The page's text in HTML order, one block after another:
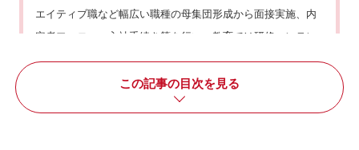
エイティブ職など幅広い職種の母集団形成から面接実施、内
定者フォロー、入社手続き等を行い、教育では研修コンテン
ツ企画、資料作成、講師育成までを実施。人材開発部立ち上
げや、社内の人事評価、従業員満足度調査、社員のメンタル
それらの経験を経て、さらに専門性
この記事の目次を見る